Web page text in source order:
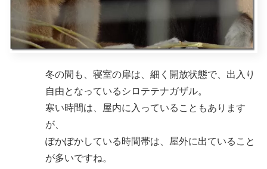
冬の間も、寝室の扉は、細く開放状態で、出入り
自由となっているシロテテナガザル。
寒い時間は、屋内に入っていることもあります
が、
ぽかぽかしている時間帯は、屋外に出ていること
が多いですね。